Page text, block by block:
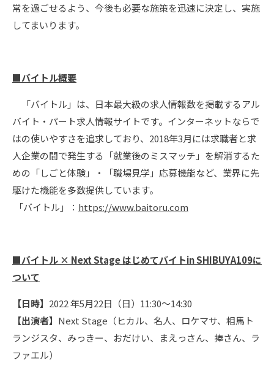
常を過ごせるよう、今後も必要な施策を迅速に決定し、実施
してまいります。
■バイトル概要
「バイトル」は、日本最大級の求人情報数を掲載するアル
バイト・パート求人情報サイトです。インターネットならで
はの使いやすさを追求しており、2018年3月には求職者と求
人企業の間で発生する「就業後のミスマッチ」を解消するた
めの「しごと体験」・「職場見学」応募機能など、業界に先
駆けた機能を多数提供しています。
「バイトル」： https://www.baitoru.com
■バイトル × Next Stage はじめてバイトin SHIBUYA109に
ついて
【日時】 2022 年5月22日（日）11:30～14:30
【出演者】 Next Stage（ヒカル、名人、ロケマサ、相馬ト
ランジスタ、みっきー、おだけい、まえっさん、捧さん、ラ
ファエル）